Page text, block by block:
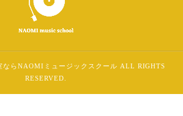
ならNAOMIミュージックスクール ALL RIGHTS
RESERVED.